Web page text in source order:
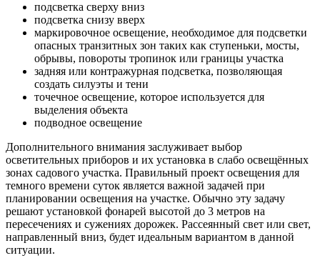
подсветка сверху вниз
подсветка снизу вверх
маркировочное освещение, необходимое для подсветки
опасных транзитных зон таких как ступеньки, мосты,
обрывы, повороты тропинок или границы участка
задняя или контражурная подсветка, позволяющая
создать силуэты и тени
точечное освещение, которое используется для
выделения объекта
подводное освещение
Дополнительного внимания заслуживает выбор
осветительных приборов и их установка в слабо освещённых
зонах садового участка. Правильный проект освещения для
темного времени суток является важной задачей при
планировании освещения на участке. Обычно эту задачу
решают установкой фонарей высотой до 3 метров на
пересечениях и сужениях дорожек. Рассеянный свет или свет,
направленный вниз, будет идеальным вариантом в данной
ситуации.